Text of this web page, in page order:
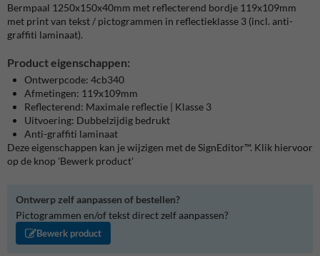
Bermpaal 1250x150x40mm met reflecterend bordje 119x109mm
met print van tekst / pictogrammen in reflectieklasse 3 (incl. anti-
graffiti laminaat).
Product eigenschappen:
Ontwerpcode: 4cb340
Afmetingen: 119x109mm
Reflecterend: Maximale reflectie | Klasse 3
Uitvoering: Dubbelzijdig bedrukt
Anti-graffiti laminaat
Deze eigenschappen kan je wijzigen met de SignEditor™. Klik hiervoor
op de knop 'Bewerk product'
Ontwerp zelf aanpassen of bestellen?
Pictogrammen en/of tekst direct zelf aanpassen?
Bewerk product